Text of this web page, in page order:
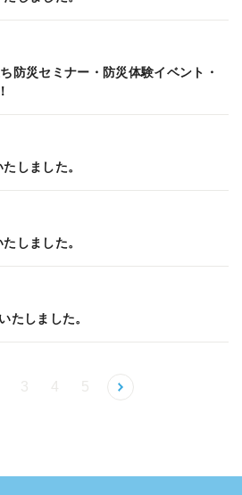
防災セミナー・防災体験イベント・
しました。
しました。
たしました。
3 4 5